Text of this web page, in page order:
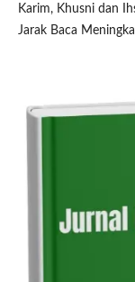
Karim, Khusni dan
Jarak Baca